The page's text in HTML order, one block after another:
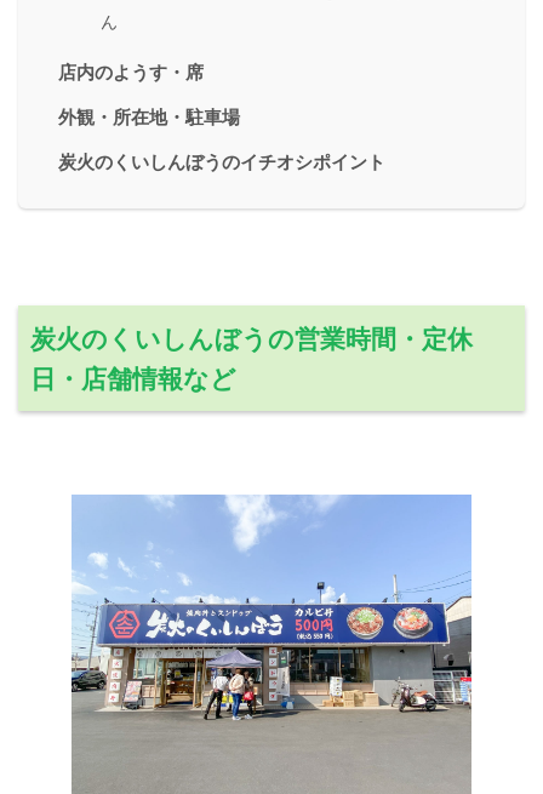
ん
店内のようす・席
外観・所在地・駐車場
炭火のくいしんぼうのイチオシポイント
炭火のくいしんぼうの営業時間・定休
日・店舗情報など